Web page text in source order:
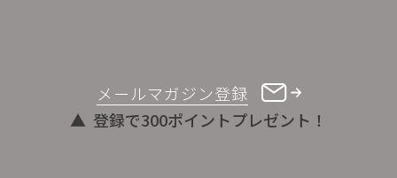
メールマガジン登録
登録で300ポイントプレゼント！